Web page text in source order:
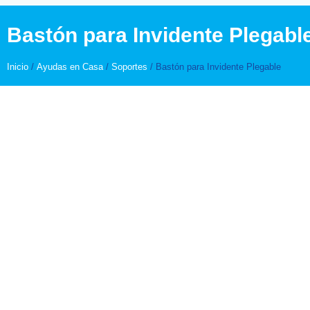
Bastón para Invidente
Inicio / Ayudas en Casa / Soportes / Bastón para Invidente Plegable